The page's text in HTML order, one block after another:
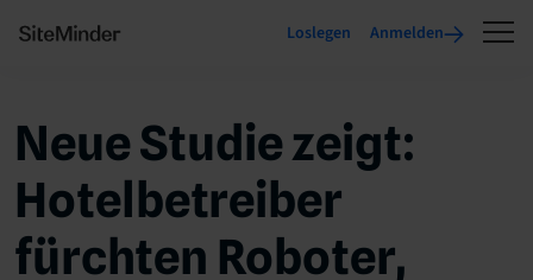
Loslegen Anmelden
Neue Studie zeigt:
Hotelbetreiber
fürchten Roboter,